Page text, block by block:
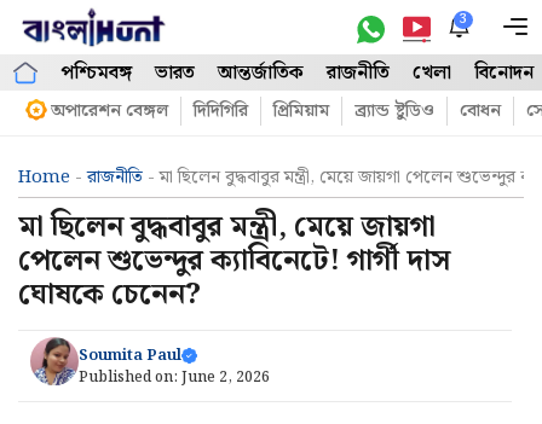
Skip
content
3
পশ্চিমবঙ্গ ভারত আন্তর্জাতিক রাজনীতি খেলা বিনোদন
অপারেশন বেঙ্গল দিদিগিরি প্রিমিয়াম ব্র্যান্ড ষ্টুডিও বোধন
Home -রাজনীতি -মা ছিলেন বুদ্ধবাবুর মন্ত্রী, মেয়ে জায়গা পেলেন শুভেন্দুর
মা ছিলেন বুদ্ধবাবুর মন্ত্রী, মেয়ে জায়গা
পেলেন শুভেন্দুর ক্যাবিনেটে! গার্গী দাস
ঘোষকে চেনেন?
Soumita Paul
Published on: June 2, 2026